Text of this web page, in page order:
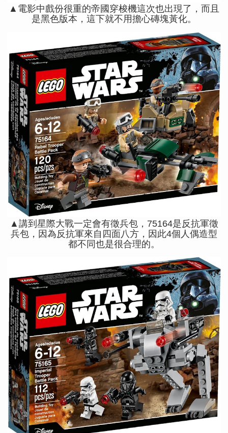
▲電影中戲份很重的帝國穿梭機這次也出現了，而且
是黑色版本，這下就不用擔心磚塊黃化。
▲講到星際大戰一定會有徵兵包，75164是反抗軍徵
兵包，因為反抗軍來自四面八方，因此4個人偶造型
都不同也是很合理的。